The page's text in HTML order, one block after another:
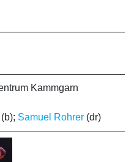
Kammgarn
Samuel Rohrer (dr)